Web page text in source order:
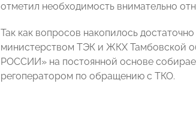
отметил необходимость внимательно
Так как вопросов накопилось
министерством ТЭК и ЖКХ Тамбовской
РОССИИ» на постоянной основе
регоператором по обращению с ТКО.